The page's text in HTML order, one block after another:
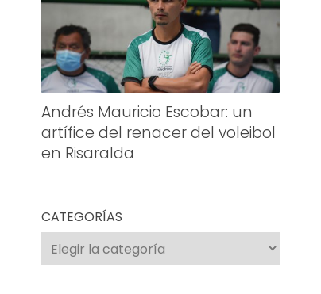
Andrés Mauricio Escobar: un
artífice del renacer del voleibol
en Risaralda
CATEGORÍAS
Categorías